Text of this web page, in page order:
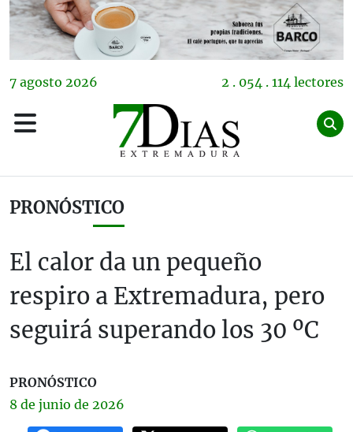
7 agosto 2026 2 . 054 . 114 lectores
PRONÓSTICO
El calor da un pequeño
respiro a Extremadura, pero
seguirá superando los 30 ºC
PRONÓSTICO
8 de junio de 2026